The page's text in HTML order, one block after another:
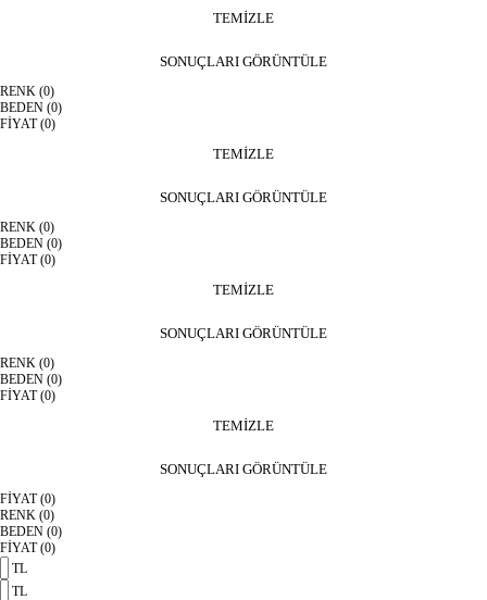
TEMİZLE
SONUÇLARI GÖRÜNTÜLE
RENK (0)
BEDEN (0)
FİYAT(0)
TEMİZLE
SONUÇLARI GÖRÜNTÜLE
RENK (0)
BEDEN (0)
FİYAT(0)
TEMİZLE
SONUÇLARI GÖRÜNTÜLE
RENK (0)
BEDEN (0)
FİYAT(0)
TEMİZLE
SONUÇLARI GÖRÜNTÜLE
FİYAT(0)
RENK (0)
BEDEN (0)
FİYAT(0)
TL
TL